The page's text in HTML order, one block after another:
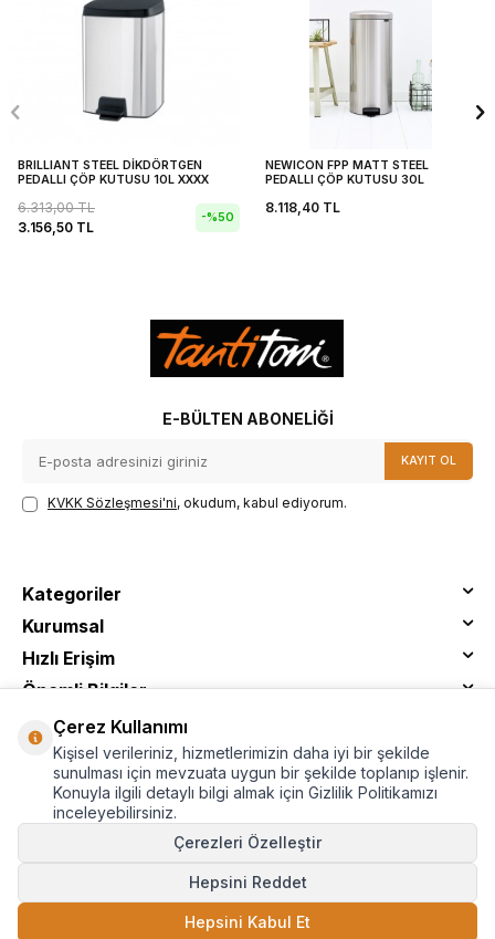
BRILLIANT STEEL DİKDÖRTGEN
PEDALLI ÇÖP KUTUSU 10L XXXX
6.313,00TL
3.156,50 TL
-%50
NEWICON FPP MATT STEEL
PEDALLI ÇÖP KUTUSU 30L
8.118,40TL
E-BÜLTEN ABONELIĞI
KAYIT OL
KVKK Sözleşmesi'ni, okudum, kabul ediyorum.
Kategoriler
Kurumsal
Hızlı Erişim
Önemli Bilgiler
Çerez Kullanımı
Kişisel verileriniz, hizmetlerimizin daha iyi bir şekilde
sunulması için mevzuata uygun bir şekilde toplanıp işlenir.
Konuyla ilgili detaylı bilgi almak için Gizlilik Politikamızı
inceleyebilirsiniz.
Çerezleri Özelleştir
Hepsini Reddet
Hepsini Kabul Et